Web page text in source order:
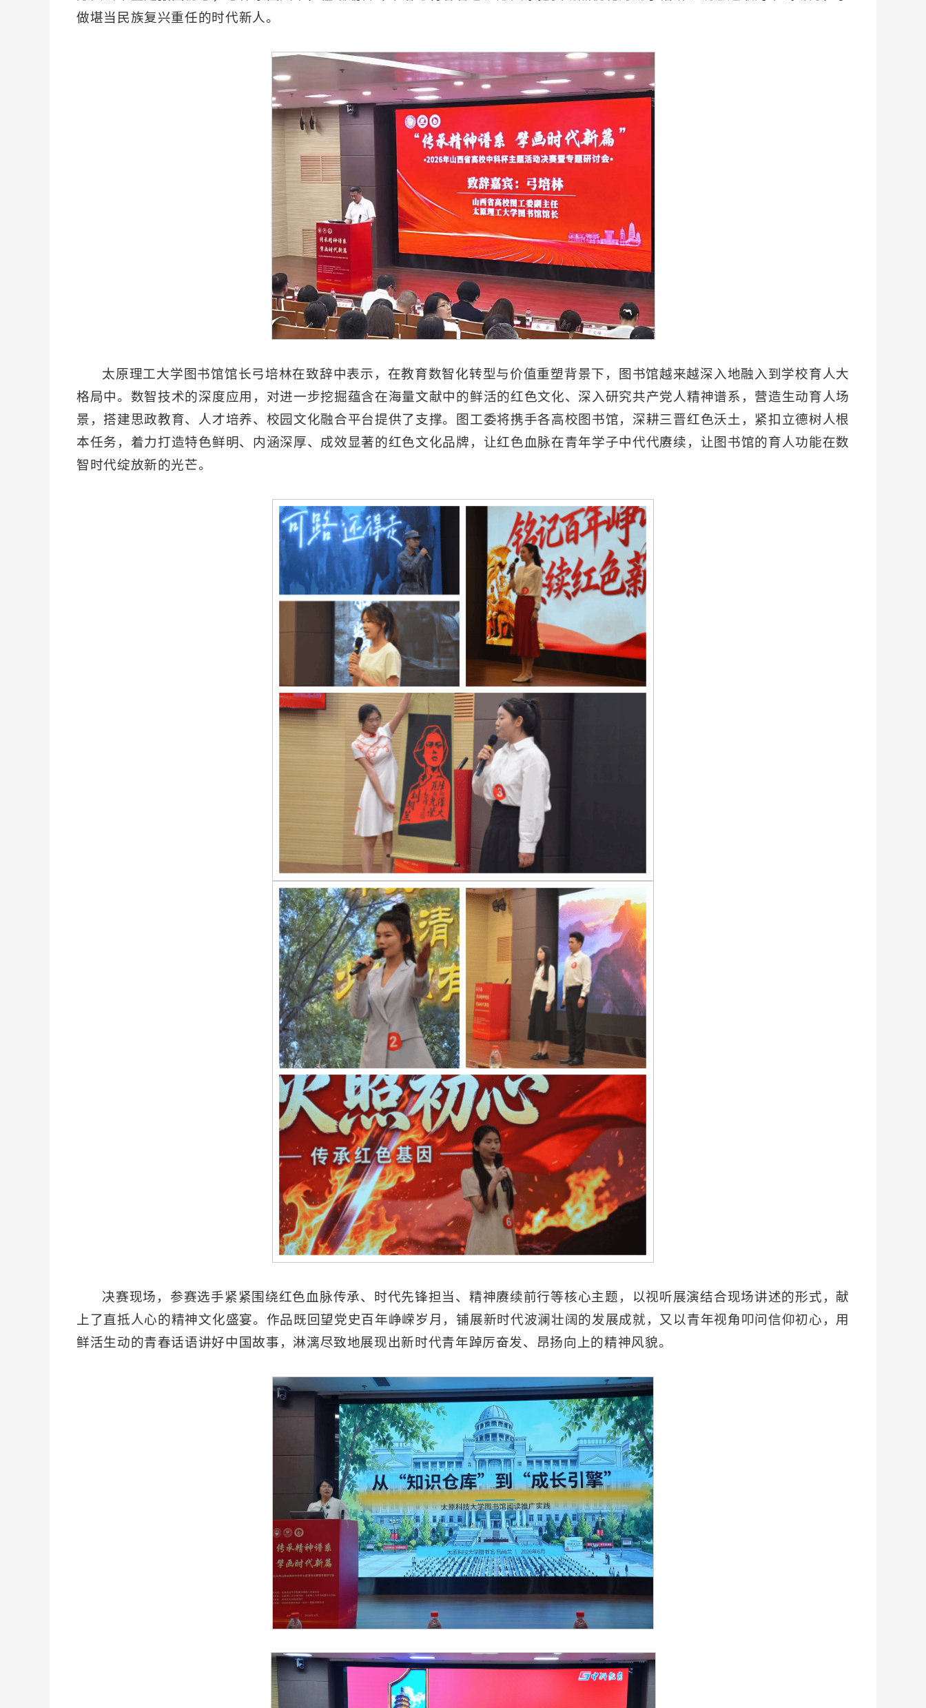
做堪当民族复兴重任的时代新人。
太原理工大学图书馆馆长弓培林在致辞中表示，在教育数智化转型与价值重塑背景下，图书馆越来越深入地融入到学校育人大
格局中。数智技术的深度应用，对进一步挖掘蕴含在海量文献中的鲜活的红色文化、深入研究共产党人精神谱系，营造生动育人场
景，搭建思政教育、人才培养、校园文化融合平台提供了支撑。图工委将携手各高校图书馆，深耕三晋红色沃土，紧扣立德树人根
本任务，着力打造特色鲜明、内涵深厚、成效显著的红色文化品牌，让红色血脉在青年学子中代代赓续，让图书馆的育人功能在数
智时代绽放新的光芒。
决赛现场，参赛选手紧紧围绕红色血脉传承、时代先锋担当、精神赓续前行等核心主题，以视听展演结合现场讲述的形式，献
上了直抵人心的精神文化盛宴。作品既回望党史百年峥嵘岁月，铺展新时代波澜壮阔的发展成就，又以青年视角叩问信仰初心，用
鲜活生动的青春话语讲好中国故事，淋漓尽致地展现出新时代青年踔厉奋发、昂扬向上的精神风貌。